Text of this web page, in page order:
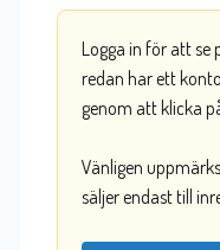
Logga in för att se
redan har ett
genom att klicka
Vänligen
säljer endast till